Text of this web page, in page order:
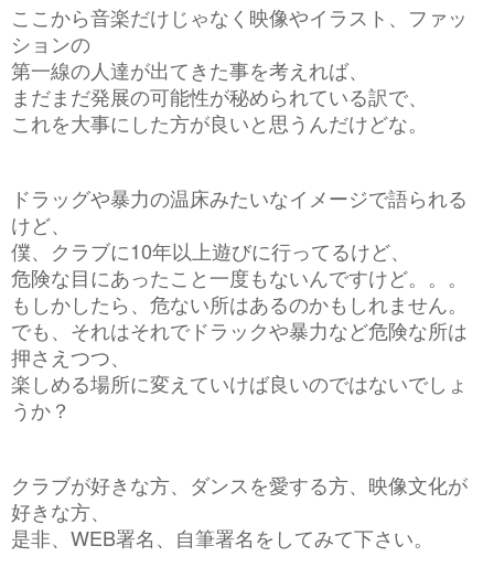
ここから音楽だけじゃなく映像やイラスト、ファッ
ションの
第一線の人達が出てきた事を考えれば、
まだまだ発展の可能性が秘められている訳で、
これを大事にした方が良いと思うんだけどな。
ドラッグや暴力の温床みたいなイメージで語られる
けど、
僕、クラブに10年以上遊びに行ってるけど、
危険な目にあったこと一度もないんですけど。。。
もしかしたら、危ない所はあるのかもしれません。
でも、それはそれでドラックや暴力など危険な所は
押さえつつ、
楽しめる場所に変えていけば良いのではないでしょ
うか？
クラブが好きな方、ダンスを愛する方、映像文化が
好きな方、
是非、WEB署名、自筆署名をしてみて下さい。